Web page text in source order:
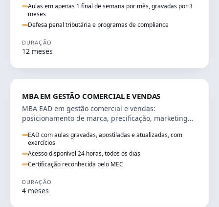
Aulas em apenas 1 final de semana por mês, gravadas por 3
meses
Defesa penal tributária e programas de compliance
DURAÇÃO
12 meses
MBA EM GESTÃO COMERCIAL E VENDAS
MBA EAD em gestão comercial e vendas:
posicionamento de marca, precificação, marketing
digital.
EAD com aulas gravadas, apostiladas e atualizadas, com
exercícios
Acesso disponível 24 horas, todos os dias
Certificação reconhecida pelo MEC
DURAÇÃO
4 meses